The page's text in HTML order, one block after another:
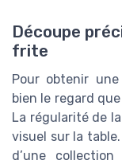
Découpe
frite
Pour obtenir
bien le regard
La régularité de
visuel sur la
d’une